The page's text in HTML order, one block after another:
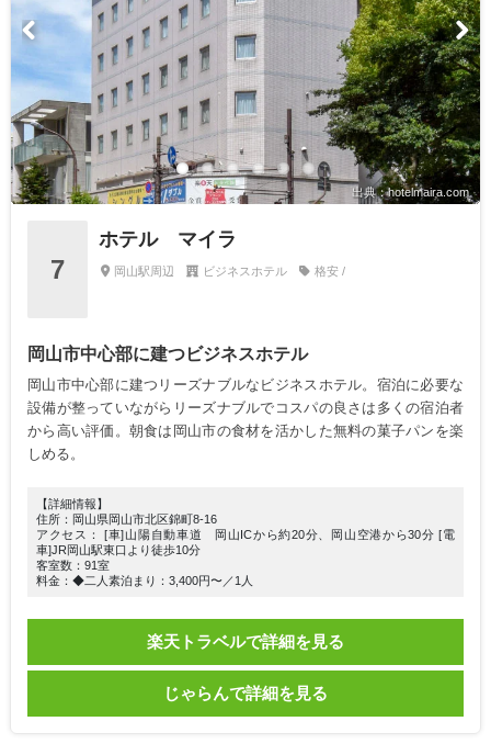
出典：hotelmaira.com
7
ホテル マイラ
岡山駅周辺 ビジネスホテル 格安 /
岡山市中心部に建つビジネスホテル
岡山市中心部に建つリーズナブルなビジネスホテル。宿泊に必要な
設備が整っていながらリーズナブルでコスパの良さは多くの宿泊者
から高い評価。朝食は岡山市の食材を活かした無料の菓子パンを楽
しめる。
【詳細情報】
住所：岡山県岡山市北区錦町8-16
アクセス： [車]山陽自動車道 岡山ICから約20分、岡山空港から30分 [電
車]JR岡山駅東口より徒歩10分
客室数：91室
料金：◆二人素泊まり：3,400円〜／1人
楽天トラベルで詳細を見る
じゃらんで詳細を見る